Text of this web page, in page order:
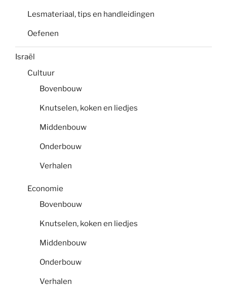
Lesmateriaal, tips en handleidingen
Oefenen
Israël
Cultuur
Bovenbouw
Knutselen, koken en liedjes
Middenbouw
Onderbouw
Verhalen
Economie
Bovenbouw
Knutselen, koken en liedjes
Middenbouw
Onderbouw
Verhalen